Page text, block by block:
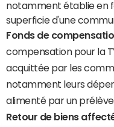
notamment établie en
superficie d'une
Fonds de
compensation pour la
acquittée par les
notamment leurs
alimenté par un
Retour de biens